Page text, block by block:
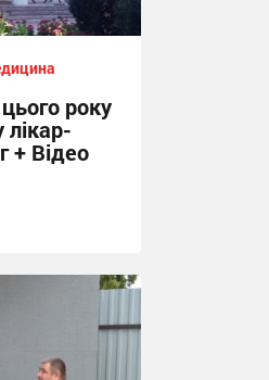
року
лікар-
+ Відео